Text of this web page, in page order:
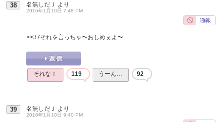
38 名無しだＪ より
2016年1月10日 7:48 PM
>>37それを言っちゃ〜おしめぇよ〜
それな！ 119 うーん… 92
39 名無しだＪ より
2016年1月10日 9:40 PM